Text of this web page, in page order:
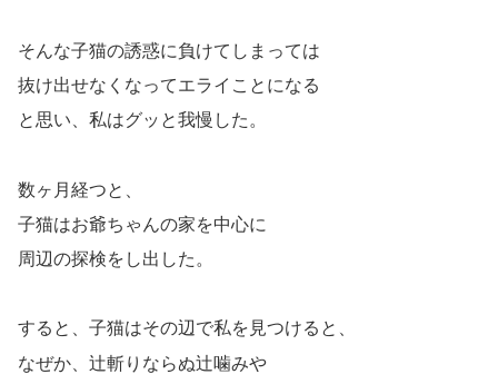
そんな子猫の誘惑に負けてしまっては
抜け出せなくなってエライことになる
と思い、私はグッと我慢した。
数ヶ月経つと、
子猫はお爺ちゃんの家を中心に
周辺の探検をし出した。
すると、子猫はその辺で私を見つけると、
なぜか、辻斬りならぬ辻噛みや